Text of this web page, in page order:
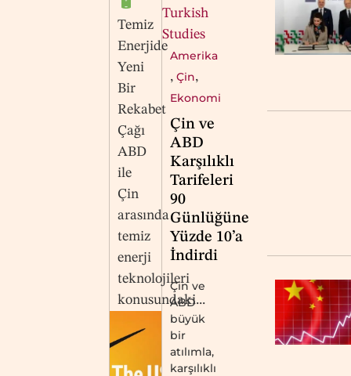
Temiz
Enerjide
Yeni
Bir
Rekabet
Çağı
ABD
ile
Çin
arasında
temiz
enerji
teknolojileri
konusundaki...
Turkish
Studies
Amerika
, Çin,
Ekonomi
Çin ve
ABD
Karşılıklı
Tarifeleri
90
Günlüğüne
Yüzde 10’a
İndirdi
Çin ve
ABD
büyük
bir
atılımla,
karşılıklı